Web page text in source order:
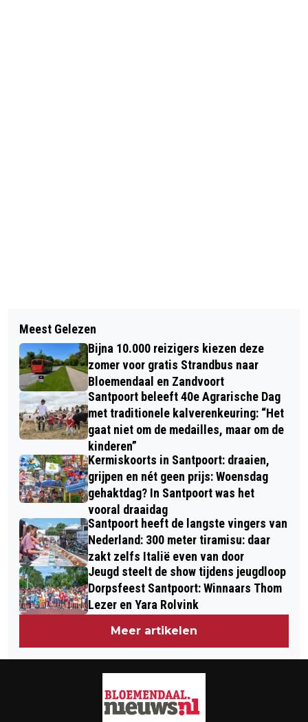
VERMOEDELIJK DODE BIJ
SCHIETPARTIJ HOOFDDORP
VANDAAG IN HET DUIN #2: DE
BOSHYACINT, EEN VROLIJKE
VOORJAARSBLOEIER
Meest Gelezen
Bijna 10.000 reizigers kiezen deze
zomer voor gratis Strandbus naar
Bloemendaal en Zandvoort
Santpoort beleeft 40e Agrarische Dag
met traditionele kalverenkeuring: “Het
gaat niet om de medailles, maar om de
kinderen”
Kermiskoorts in Santpoort: draaien,
grijpen en nét geen prijs: Woensdag
gehaktdag? In Santpoort was het
vooral draaidag
Santpoort heeft de langste vingers van
Nederland: 300 meter tiramisu: daar
zakt zelfs Italië even van door
Jeugd steelt de show tijdens jeugdloop
Dorpsfeest Santpoort: Winnaars Thom
Lezer en Yara Rolvink
Meer artikelen